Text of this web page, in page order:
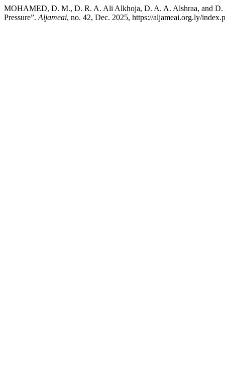
MOHAMED, D. M., D. R. A. Ali Alkhoja, D. A. A. Alshraa, and D.
Pressure”. Aljameai, no. 42, Dec. 2025, https://aljameai.org.ly/